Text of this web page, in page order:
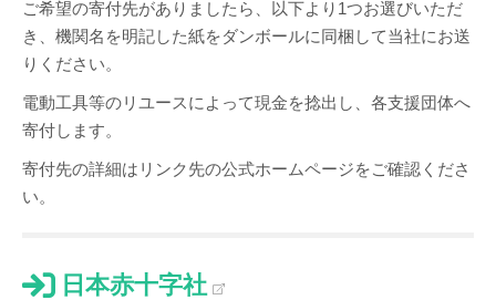
ご希望の寄付先がありましたら、以下より1つお選びいただ
き、機関名を明記した紙をダンボールに同梱して当社にお送
りください。
電動工具等のリユースによって現金を捻出し、各支援団体へ
寄付します。
寄付先の詳細はリンク先の公式ホームページをご確認くださ
い。
日本赤十字社